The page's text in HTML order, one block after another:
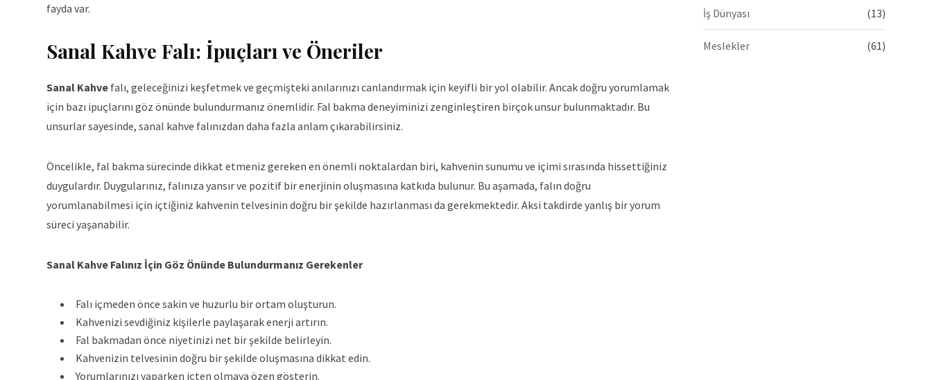
fayda var.
Sanal Kahve Falı: İpuçları ve Öneriler
Sanal Kahve falı, geleceğinizi keşfetmek ve geçmişteki anılarınızı canlandırmak için keyifli bir yol olabilir. Ancak doğru yorumlamak
için bazı ipuçlarını göz önünde bulundurmanız önemlidir. Fal bakma deneyiminizi zenginleştiren birçok unsur bulunmaktadır. Bu
unsurlar sayesinde, sanal kahve falınızdan daha fazla anlam çıkarabilirsiniz.
Öncelikle, fal bakma sürecinde dikkat etmeniz gereken en önemli noktalardan biri, kahvenin sunumu ve içimi sırasında hissettiğiniz
duygulardır. Duygularınız, falınıza yansır ve pozitif bir enerjinin oluşmasına katkıda bulunur. Bu aşamada, falın doğru
yorumlanabilmesi için içtiğiniz kahvenin telvesinin doğru bir şekilde hazırlanması da gerekmektedir. Aksi takdirde yanlış bir yorum
süreci yaşanabilir.
Sanal Kahve Falınız İçin Göz Önünde Bulundurmanız Gerekenler
Falı içmeden önce sakin ve huzurlu bir ortam oluşturun.
Kahvenizi sevdiğiniz kişilerle paylaşarak enerji artırın.
Fal bakmadan önce niyetinizi net bir şekilde belirleyin.
Kahvenizin telvesinin doğru bir şekilde oluşmasına dikkat edin.
Yorumlarınızı yaparken içten olmaya özen gösterin.
İş Dünyası (13)
Meslekler (61)